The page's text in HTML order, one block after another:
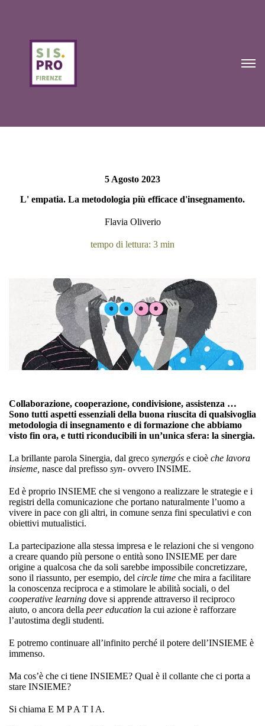
5 Agosto 2023
L' empatia. La metodologia più efficace d'insegnamento.
Flavia Oliverio
tempo di lettura: 3 min
Collaborazione, cooperazione, condivisione, assistenza …
Sono tutti aspetti essenziali della buona riuscita di qualsivoglia
metodologia di insegnamento e di formazione che abbiamo
visto fin ora, e tutti riconducibili in un’unica sfera: la sinergia.
La brillante parola Sinergia, dal greco synergós e cioè che lavora
insieme, nasce dal prefisso syn- ovvero INSIME.
Ed è proprio INSIEME che si vengono a realizzare le strategie e i
registri della comunicazione che portano naturalmente l’uomo a
vivere in pace con gli altri, in comune senza fini speculativi e con
obiettivi mutualistici.
La partecipazione alla stessa impresa e le relazioni che si vengono
a creare quando più persone o entità sono INSIEME per dare
origine a qualcosa che da soli sarebbe impossibile concretizzare,
sono il riassunto, per esempio, del circle time che mira a facilitare
la conoscenza reciproca e a stimolare le abilità sociali, o del
cooperative learning dove si apprende attraverso il reciproco
aiuto, o ancora della peer education la cui azione è rafforzare
l’autostima degli studenti.
E potremo continuare all’infinito perché il potere dell’INSIEME è
immenso.
Ma cos’è che ci tiene INSIEME? Qual è il collante che ci porta a
stare INSIEME?
Si chiama E M P A T I A.